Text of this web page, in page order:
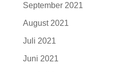
September 2021
August 2021
Juli 2021
Juni 2021